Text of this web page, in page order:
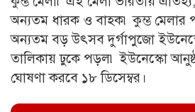
অন্যতম ধারক ও বাহক৷ কুম্ভ মেলার
অন্যতম বড় উৎসব দুর্গাপুজো
তালিকায় ঢুকে পড়ল৷ ইউনেস্কো
ঘোষণা করবে ১৮ ডিসেম্বর।